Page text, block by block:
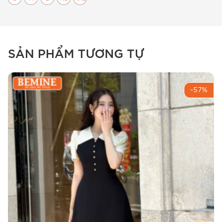
Ảnh cận cảnh chi tiết cổ tàu và nơ thắt thủ công tỉ mỉ
trên mẫu đầm thiết kế BEMINE B419.
Chi tiết sản phẩm
Chất liệu & cảm giác mặc
Mẫu đầm thiết kế BEMINE dáng chữ a cổ tàu
đính nơ B419được ưu ái sử dụng chất liệu
cotton Nhật. Đây là dòng vải cao cấp được biết
đến với khả năng thấm hút mồ hôi vượt trội, bề
SẢN PHẨM TƯƠNG TỰ
-57%